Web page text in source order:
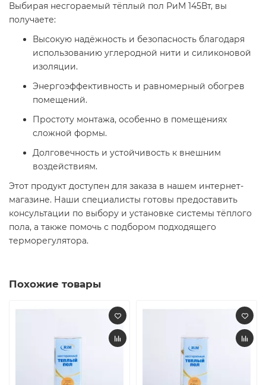
Выбирая несгораемый тёплый пол РиМ 145Вт, вы
получаете:
Высокую надёжность и безопасность благодаря
использованию углеродной нити и силиконовой
изоляции.
Энергоэффективность и равномерный обогрев
помещений.
Простоту монтажа, особенно в помещениях
сложной формы.
Долговечность и устойчивость к внешним
воздействиям.
Этот продукт доступен для заказа в нашем интернет-
магазине. Наши специалисты готовы предоставить
консультации по выбору и установке системы тёплого
пола, а также помочь с подбором подходящего
терморегулятора.
Похожие товары